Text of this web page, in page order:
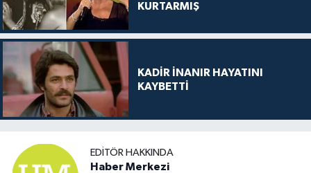
KURTARMIŞ
KADİR İNANIR HAYATINI
KAYBETTİ
EDITÖR HAKKINDA
Haber Merkezi